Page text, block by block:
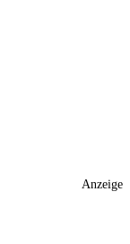
Anzeige